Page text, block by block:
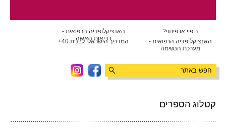
קטלוג הספרים
ריפוי או פיתוי?
האנציקלופדיה הרפואית -
בריאות האשה
האנציקלופדיה הרפואית -
מערכת הנשימה
המדריך הישראלי לבנות 40+